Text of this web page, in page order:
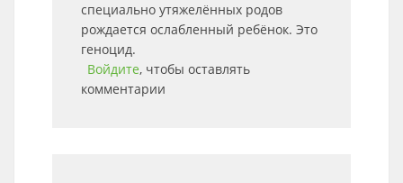
специально утяжелённых родов
рождается ослабленный ребёнок. Это
геноцид.
Войдите, чтобы оставлять
комментарии